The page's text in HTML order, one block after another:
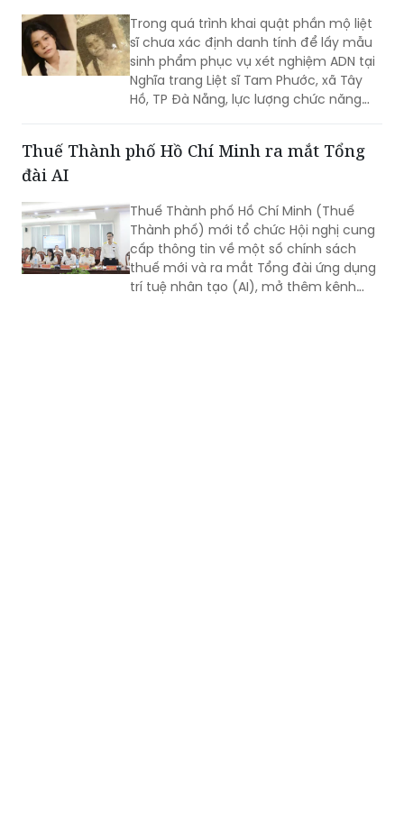
Trong quá trình khai quật phần mộ liệt
sĩ chưa xác định danh tính để lấy mẫu
sinh phẩm phục vụ xét nghiệm ADN tại
Nghĩa trang Liệt sĩ Tam Phước, xã Tây
Hồ, TP Đà Nẵng, lực lượng chức năng
Thuế Thành phố Hồ Chí Minh ra mắt Tổng
đài AI
Thuế Thành phố Hồ Chí Minh (Thuế
Thành phố) mới tổ chức Hội nghị cung
cấp thông tin về một số chính sách
thuế mới và ra mắt Tổng đài ứng dụng
trí tuệ nhân tạo (AI), mở thêm kênh